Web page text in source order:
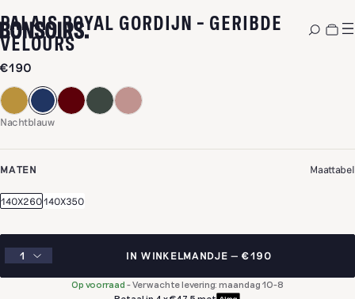
PALAIS ROYAL GORDIJN – GERIBDE
VELOURS-NACHTBLAUW
€190
Nachtblauw
MATEN Maattabel
140X260140X350
IN WINKELMANDJE €190
Op voorraad -Verwachte levering: maandag 10-8